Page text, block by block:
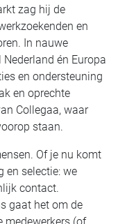
zag hij de
en
In nauwe
én Europa
en ondersteuning
en oprechte
Collegaa, waar
staan.
Of je nu komt
en selectie: we
contact.
gaat het om de